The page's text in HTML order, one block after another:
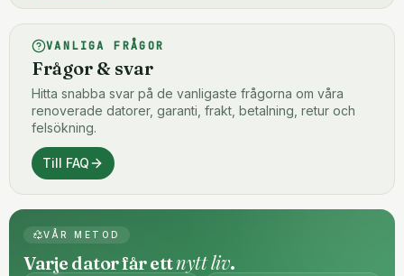
VANLIGA FRÅGOR
Frågor & svar
Hitta snabba svar på de vanligaste frågorna om våra
renoverade datorer, garanti, frakt, betalning, retur och
felsökning.
Till FAQ
VÅR METOD
Varje dator får ettnytt liv.